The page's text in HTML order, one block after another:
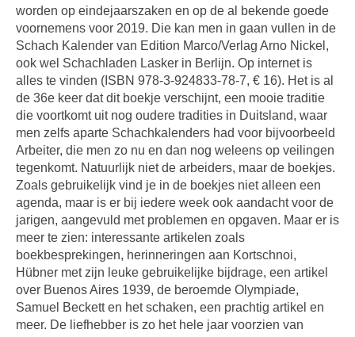
worden op eindejaarszaken en op de al bekende goede
voornemens voor 2019. Die kan men in gaan vullen in de
Schach Kalender van Edition Marco/Verlag Arno Nickel,
ook wel Schachladen Lasker in Berlijn. Op internet is
alles te vinden (ISBN 978-3-924833-78-7, € 16). Het is al
de 36e keer dat dit boekje verschijnt, een mooie traditie
die voortkomt uit nog oudere tradities in Duitsland, waar
men zelfs aparte Schachkalenders had voor bijvoorbeeld
Arbeiter, die men zo nu en dan nog weleens op veilingen
tegenkomt. Natuurlijk niet de arbeiders, maar de boekjes.
Zoals gebruikelijk vind je in de boekjes niet alleen een
agenda, maar is er bij iedere week ook aandacht voor de
jarigen, aangevuld met problemen en opgaven. Maar er is
meer te zien: interessante artikelen zoals
boekbesprekingen, herinneringen aan Kortschnoi,
Hübner met zijn leuke gebruikelijke bijdrage, een artikel
over Buenos Aires 1939, de beroemde Olympiade,
Samuel Beckett en het schaken, een prachtig artikel en
meer. De liefhebber is zo het hele jaar voorzien van